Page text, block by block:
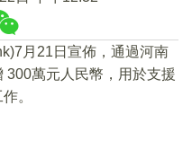
月21日宣佈，通過河南
300萬元人民幣，用於支援
。